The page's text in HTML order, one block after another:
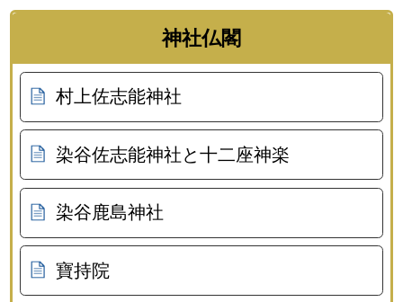
神社仏閣
村上佐志能神社
染谷佐志能神社と十二座神楽
染谷鹿島神社
寶持院